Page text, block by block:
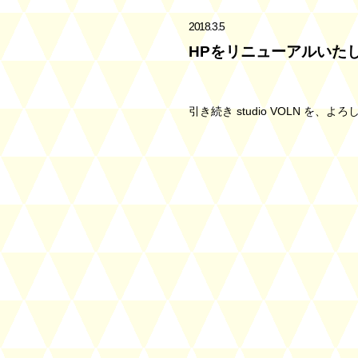
2018.3.5
HPをリニューアルいた
引き続き studio VOLN を、よろ